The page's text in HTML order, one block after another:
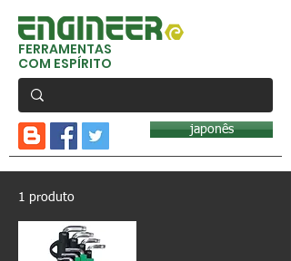
FERRAMENTAS
COM ESPÍRITO
japonês
1 produto